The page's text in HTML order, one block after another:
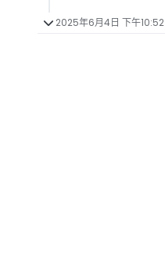
2025年6月4日 下午10:52